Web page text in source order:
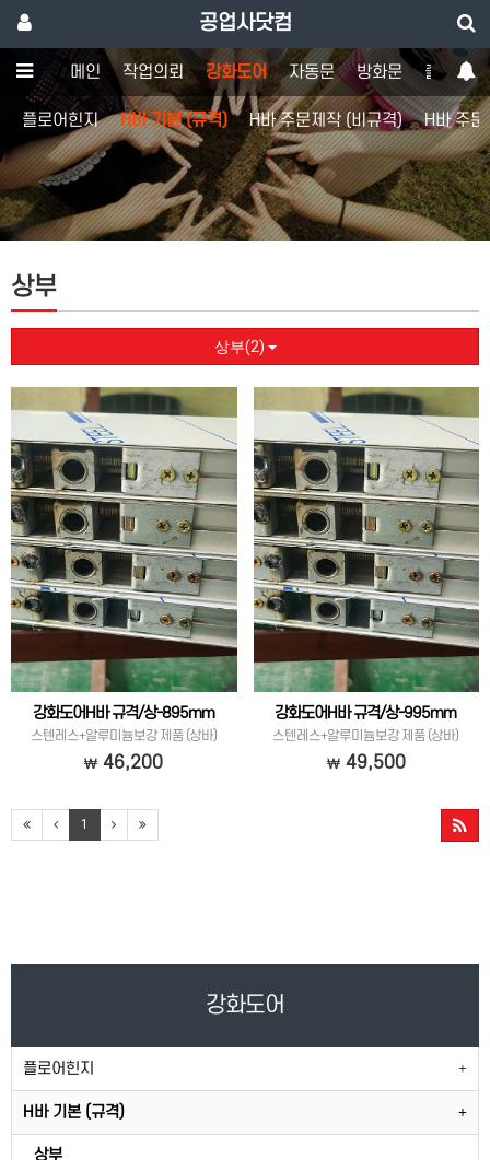
공업사닷컴
메인 작업의뢰 강화도어 자동문 방화문 출입통제
플로어힌지 H바 기본 (규격) H바 주문제작 (비규격) H바 주
상부
상부(2)
강화도어H바 규격/상-895mm
스텐레스+알루미늄보강 제품 (상바)
46,200
강화도어H바 규격/상-995mm
스텐레스+알루미늄보강 제품 (상바)
49,500
1
강화도어
플로어힌지
H바 기본 (규격)
상부